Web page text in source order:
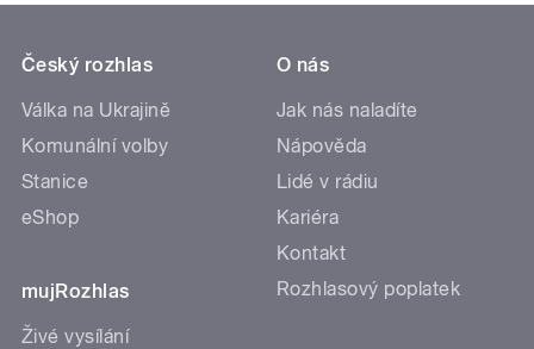
Český rozhlas
Válka na Ukrajině
Komunální volby
Stanice
eShop
mujRozhlas
Živé vysílání
O nás
Jak nás naladíte
Nápověda
Lidé v rádiu
Kariéra
Kontakt
Rozhlasový poplatek